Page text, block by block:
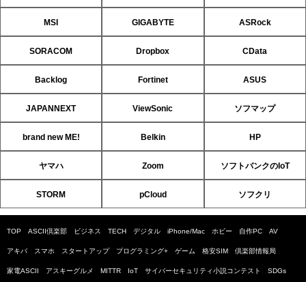
MSI GIGABYTE ASRock
SORACOM Dropbox CData
Backlog Fortinet ASUS
JAPANNEXT ViewSonic ソフマップ
brand new ME! Belkin HP
ヤマハ Zoom ソフトバンクのIoT
STORM pCloud ソフクリ
TOP ASCII倶楽部 ビジネス TECH デジタル iPhone/Mac ホビー 自作PC AV
アキバ スマホ スタートアップ プログラミング+ ゲーム 格安SIM 倶楽部情報局
家電ASCII アスキーグルメ MITTR IoT サイバーセキュリティ小説コンテスト SDGs